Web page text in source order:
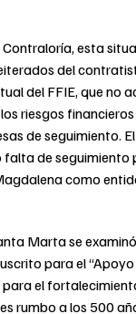
esta
del
del FFIE, que no
riesgos financieros
de seguimiento.
falta de seguimiento
como
Marta se
para el
el
rumbo a los 500